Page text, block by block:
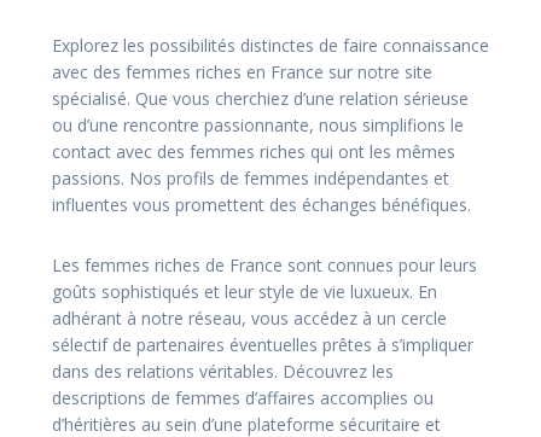
Explorez les possibilités distinctes de faire connaissance
avec des femmes riches en France sur notre site
spécialisé. Que vous cherchiez d’une relation sérieuse
ou d’une rencontre passionnante, nous simplifions le
contact avec des femmes riches qui ont les mêmes
passions. Nos profils de femmes indépendantes et
influentes vous promettent des échanges bénéfiques.
Les femmes riches de France sont connues pour leurs
goûts sophistiqués et leur style de vie luxueux. En
adhérant à notre réseau, vous accédez à un cercle
sélectif de partenaires éventuelles prêtes à s’impliquer
dans des relations véritables. Découvrez les
descriptions de femmes d’affaires accomplies ou
d’héritières au sein d’une plateforme sécuritaire et